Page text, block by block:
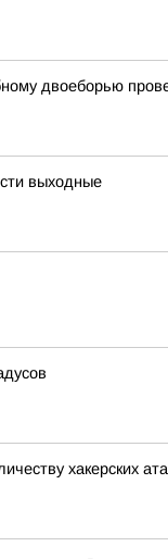
двоеборью
выходные
хакерских